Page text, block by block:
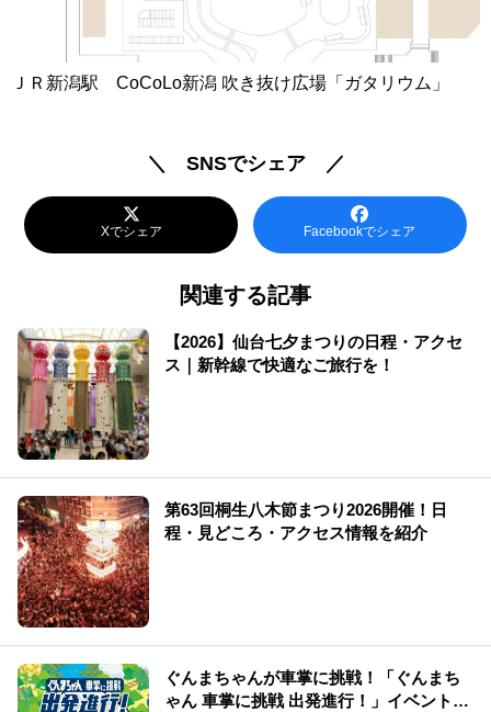
ＪＲ新潟駅 CoCoLo新潟 吹き抜け広場「ガタリウム」
＼ SNSでシェア ／
Xでシェア Facebookでシェア
関連する記事
【2026】仙台七夕まつりの日程・アクセ
ス｜新幹線で快適なご旅行を！
第63回桐生八木節まつり2026開催！日
程・見どころ・アクセス情報を紹介
ぐんまちゃんが車掌に挑戦！「ぐんまち
ゃん 車掌に挑戦 出発進行！」イベント情